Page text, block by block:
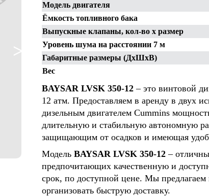
филиал ООО "Тиссен
Шахтбау Гмбх" Южного
рудника СКРУ-2
Модель двигателя
Ёмкость топливного бака
Выпускные клапаны, кол-во x размер
Уровень шума на расстоянии 7 м
Габаритные размеры (ДхШхВ)
Вес
BAYSAR LVSK 350-12 – это винтовой
12 атм. Предоставляем в аренду в двух
дизельным двигателем Cummins
длительную и стабильную автономную
защищающим от осадков и имеющая
Модель BAYSAR LVSK 350-12 –
предпочитающих качественную и
срок, по доступной цене. Мы предлагаем
организовать быструю доставку.